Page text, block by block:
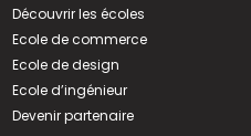
Découvrir les écoles
Ecole de commerce
Ecole de design
Ecole d’ingénieur
Devenir partenaire